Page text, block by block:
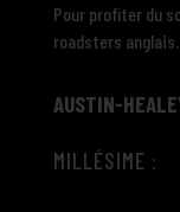
Pour profiter du
roadsters anglais…
AUSTIN-
MILLÉSIME